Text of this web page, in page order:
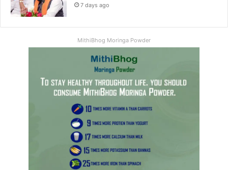
7 days ago
MithiBhog Moringa Powder